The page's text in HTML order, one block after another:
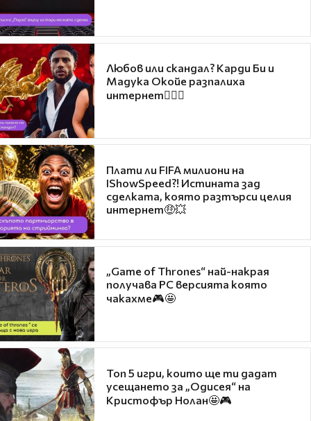
Любов или скандал? Карди Би и
Мадука Окойе разпалиха
интернет❤️‍🔥🔥
Плати ли FIFA милиони на
IShowSpeed?! Истината зад
сделката, която разтърси целия
интернет🤑💥
„Game of Thrones“ най-накрая
получава PC версията която
чакахме🎮🤩
Топ 5 игри, които ще ти дадат
усещането за „Одисея“ на
Кристофър Нолан🤩🎮